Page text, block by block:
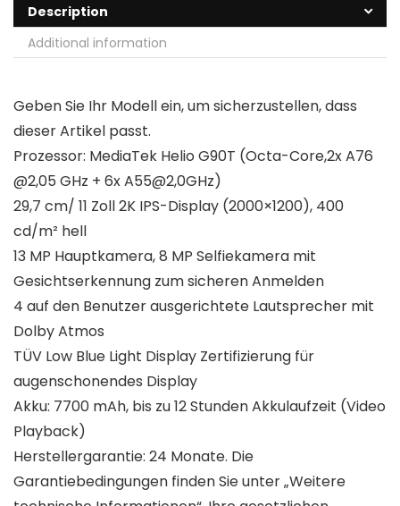
Description
Additional information
Geben Sie Ihr Modell ein, um sicherzustellen, dass
dieser Artikel passt.
Prozessor: MediaTek Helio G90T (Octa-Core,2x A76
@2,05 GHz + 6x A55@2,0GHz)
29,7 cm/ 11 Zoll 2K IPS-Display (2000×1200), 400
cd/m² hell
13 MP Hauptkamera, 8 MP Selfiekamera mit
Gesichtserkennung zum sicheren Anmelden
4 auf den Benutzer ausgerichtete Lautsprecher mit
Dolby Atmos
TÜV Low Blue Light Display Zertifizierung für
augenschonendes Display
Akku: 7700 mAh, bis zu 12 Stunden Akkulaufzeit (Video
Playback)
Herstellergarantie: 24 Monate. Die
Garantiebedingungen finden Sie unter „Weitere